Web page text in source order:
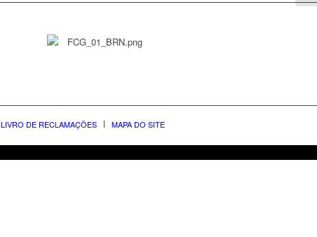
LIVRO DE RECLAMAÇÕES MAPA DO SITE